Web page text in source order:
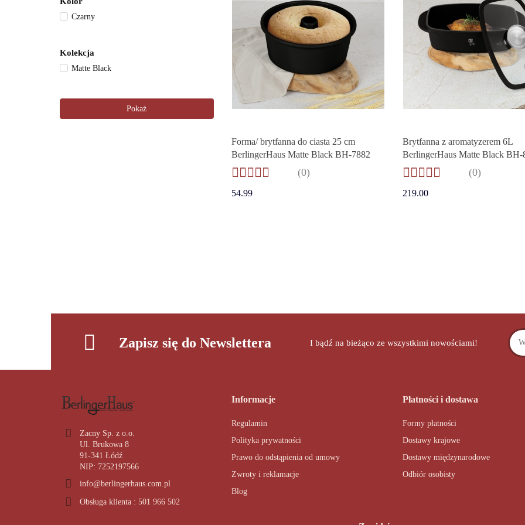
Czarny
Kolekcja
Matte Black
Pokaż
Forma/ brytfanna do ciasta 25 cm
BerlingerHaus Matte Black BH-7882
(0)
54.99
💔 Ten produkt wróci już niedługo
Brytfanna z aromatyzerem 6L
BerlingerHaus Matte Black BH-
(0)
219.00
Zapisz się do Newslettera I bądź na bieżąco ze wszystkimi nowościami!
Zacny Sp. z o.o.
Ul. Brukowa 8
91-341 Łódź
NIP: 7252197566
info@berlingerhaus.com.pl
Obsługa klienta : 501 966 502
Informacje
Regulamin
Polityka prywatności
Prawo do odstąpienia od umowy
Zwroty i reklamacje
Blog
Płatności i dostawa
Formy płatności
Dostawy krajowe
Dostawy międzynarodowe
Odbiór osobisty